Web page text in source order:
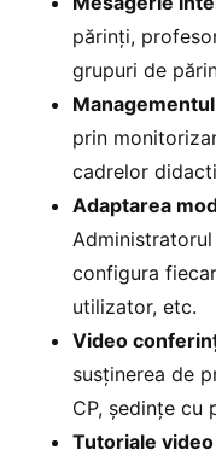
părinți,
grupuri de
prin
cadrelor
Adaptarea
configura
utilizator, etc.
Video
susținerea de
CP, ședințe cu
Tutoriale video